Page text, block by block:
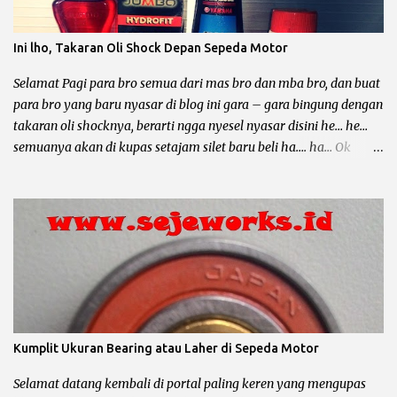
mending sebar artikel – artikel dari blog yang keren ini he..... he....
Motor Grand dan temen – temennya memang sangatlah bandel
untuk dipakai sehari – hari, mau buat bawa galon, dagang
somay atau untuk ngojek dan sampai buat jalan – jalan sore he....
he... Lho kok gitu ? Emang iya bro, karena sa...
Ini lho, Takaran Oli Shock Depan Sepeda Motor
Selamat Pagi para bro semua dari mas bro dan mba bro, dan buat
para bro yang baru nyasar di blog ini gara – gara bingung dengan
takaran oli shocknya, berarti ngga nyesel nyasar disini he… he…
semuanya akan di kupas setajam silet baru beli ha…. ha… Ok
dikesampingkan dulu ya bro... Oli shock berfungsi untuk
melumasi shockbreaker, agar membantu pegas / per shock
meredam guncangan yang disebabkan karena medan jalan yang
terjal. Disamping itu oli shock juga harus mempunyai syarat atau
sifat khusus untuk menjaga kinerja shockbreaker agar tetap
optimal. Syarat atau Sifat Oli Shock Anti Karat : oli shock harus
mempunyai zat anti karat. Anti Panas : gesekan komponen part
dari shock depan yang diakibatkan karena adanya benturan
dengan medan jalan yang terjal akan mengakibatkan panas pada
Kumplit Ukuran Bearing atau Laher di Sepeda Motor
Selamat datang kembali di portal paling keren yang mengupas